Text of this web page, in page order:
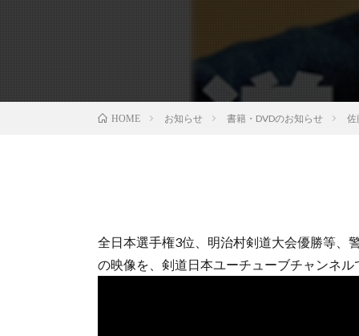
HOME お知らせ 書籍・DVDのお知らせ 佐
全日本選手権3位、明治村剣道大会優勝等、
の映像を、剣道日本ユーチューブチャンネ